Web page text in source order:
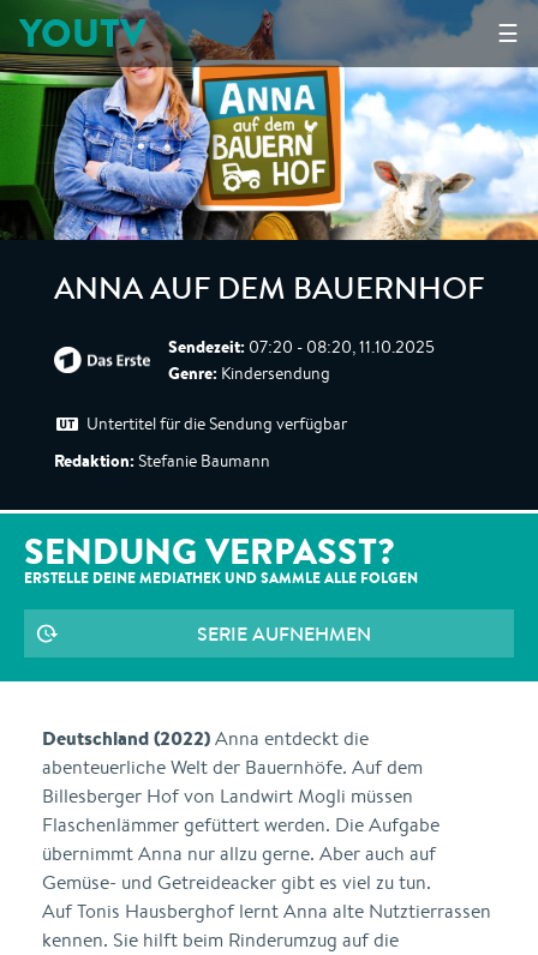
☰
YOUTV
ANNA AUF DEM BAUERNHOF
Sendezeit: 07:20 - 08:20, 11.10.2025
Genre: Kindersendung
Untertitel für die Sendung verfügbar
Redaktion: Stefanie Baumann
SENDUNG VERPASST?
ERSTELLE DEINE MEDIATHEK UND SAMMLE ALLE FOLGEN
SERIE AUFNEHMEN
Deutschland (2022)Anna entdeckt die
abenteuerliche Welt der Bauernhöfe. Auf dem
Billesberger Hof von Landwirt Mogli müssen
Flaschenlämmer gefüttert werden. Die Aufgabe
übernimmt Anna nur allzu gerne. Aber auch auf
Gemüse- und Getreideacker gibt es viel zu tun.
Auf Tonis Hausberghof lernt Anna alte Nutztierrassen
kennen. Sie hilft beim Rinderumzug auf die